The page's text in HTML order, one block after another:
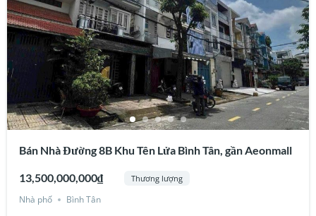
Bán Nhà Đường 8B Khu Tên Lửa Bình Tân, gần Aeonmall
13,500,000,000₫ Thương lượng
Nhà phố Bình Tân